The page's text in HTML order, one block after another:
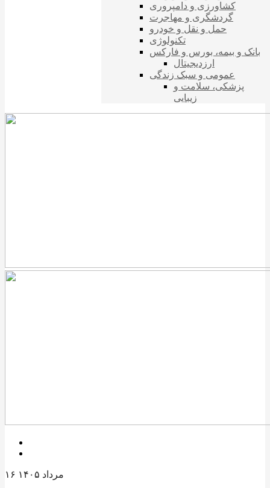
کشاورزی و دامپروری
گردشگری و مهاجرت
حمل و نقل و خودرو
تکنولوژی
بانک و بیمه، بورس و فارکس
ارزدیجیتال
عمومی و سبک زندگی
پزشکی، سلامت و
زیبایی
۱۶ مرداد ۱۴۰۵